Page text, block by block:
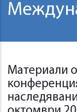
Материали